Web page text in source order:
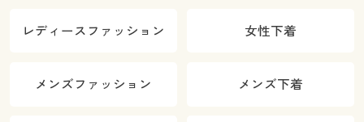
レディースファッション 女性下着
メンズファッション メンズ下着